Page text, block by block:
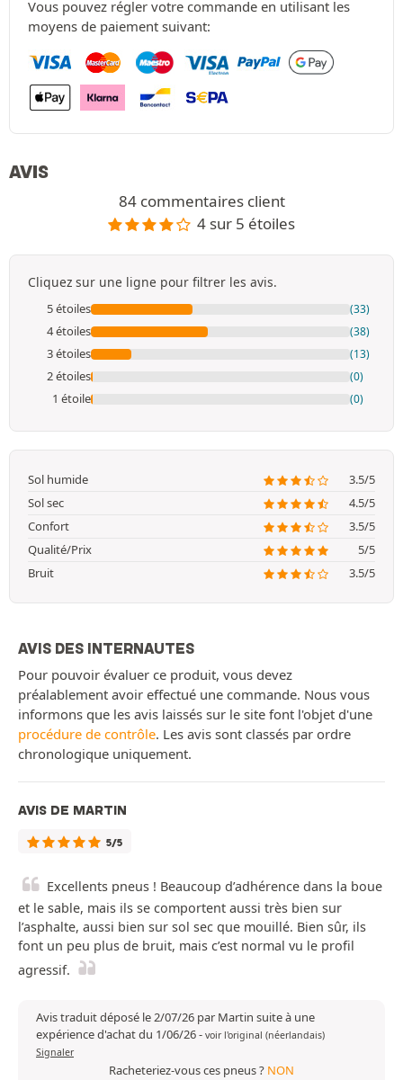
Vous pouvez régler votre commande en utilisant les
moyens de paiement suivant:
AVIS
84 commentaires client
4 sur 5 étoiles
Cliquez sur une ligne pour filtrer les avis.
5 étoiles (33)
4 étoiles (38)
3 étoiles (13)
2 étoiles (0)
1 étoile (0)
Sol humide
3.5/5
Sol sec
4.5/5
Confort
3.5/5
Qualité/Prix
5/5
Bruit
3.5/5
AVIS DES INTERNAUTES
Pour pouvoir évaluer ce produit, vous devez
préalablement avoir effectué une commande. Nous vous
informons que les avis laissés sur le site font l'objet d'une
procédure de contrôle. Les avis sont classés par ordre
chronologique uniquement.
AVIS DE MARTIN
5/5
Excellents pneus ! Beaucoup d’adhérence dans la boue
et le sable, mais ils se comportent aussi très bien sur
l’asphalte, aussi bien sur sol sec que mouillé. Bien sûr, ils
font un peu plus de bruit, mais c’est normal vu le profil
agressif.
Avis traduit déposé le 2/07/26 par Martin suite à une
expérience d'achat du 1/06/26- voir l'original (néerlandais)
Signaler
Racheteriez-vous ces pneus ? NON